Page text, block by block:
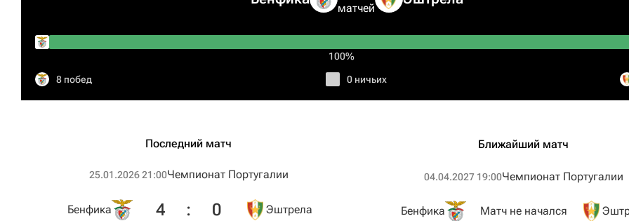
матчей
100%
8 побед 0 ничьих
Последний матч
25.01.2026 21:00Чемпионат Португалии
Бенфика 4 : 0 Эштрела
Ближайший матч
04.04.2027 19:00Чемпионат Португалии
Бенфика Матч не начался